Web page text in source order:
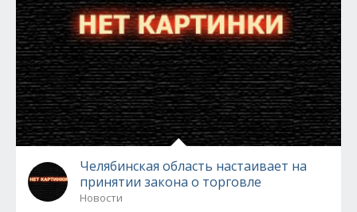
Челябинская область настаивает на
принятии закона о торговле
Новости